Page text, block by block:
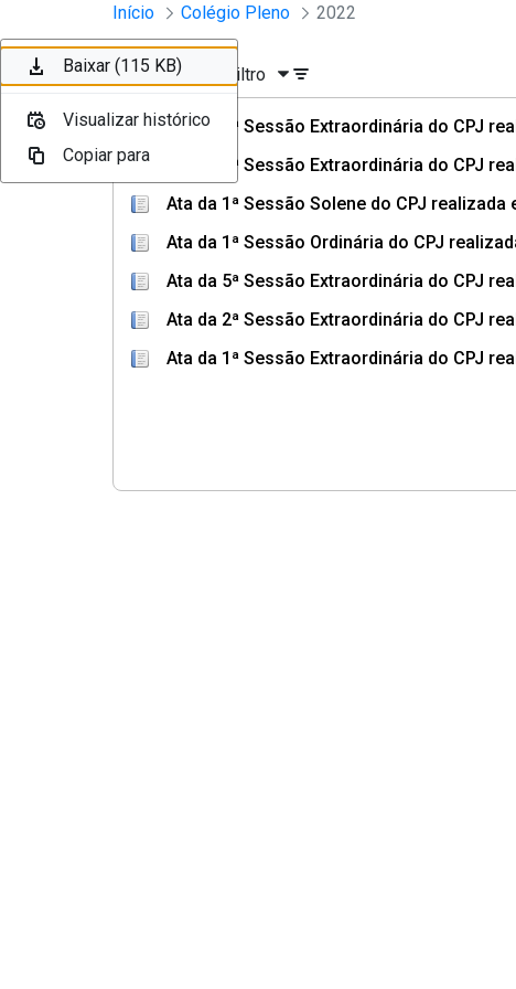
Pular para o Conteúdo principal
Sessões e Reuniões -
Início Colégio Pleno 2022
Ordenar Filtro
Ata da 4ª Sessão Extraordinária do CPJ
Ata da 3ª Sessão Extraordinária do CPJ
Ata da 1ª Sessão Solene do CPJ realizada
Ata da 1ª Sessão Ordinária do CPJ
Ata da 5ª Sessão Extraordinária do CPJ
Ata da 2ª Sessão Extraordinária do CPJ
Ata da 1ª Sessão Extraordinária do CPJ
Baixar (115 KB)
Visualizar histórico
Copiar para
Baixar (121 KB)
Visualizar histórico
Copiar para
Baixar (117 KB)
Visualizar histórico
Copiar para
Baixar (115 KB)
Visualizar histórico
Copiar para